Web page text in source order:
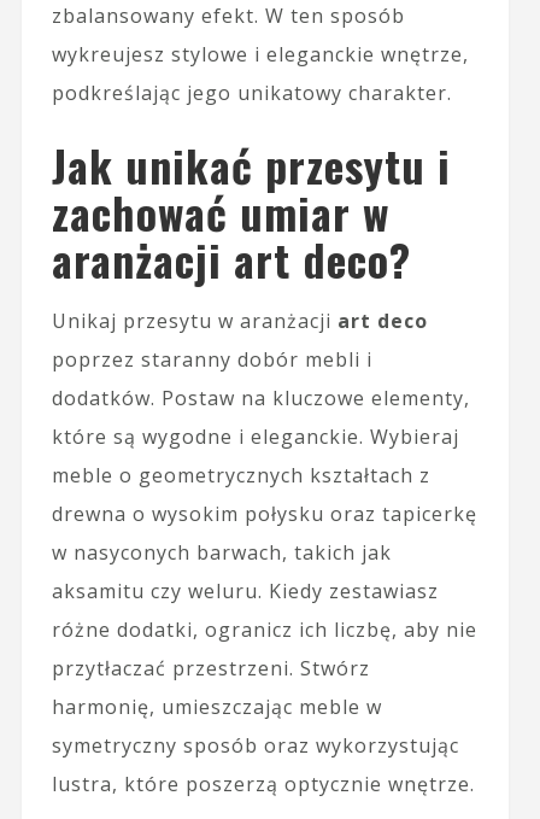
zbalansowany efekt. W ten sposób
wykreujesz stylowe i eleganckie wnętrze,
podkreślając jego unikatowy charakter.
Jak unikać przesytu i
zachować umiar w
aranżacji art deco?
Unikaj przesytu w aranżacji art deco
poprzez staranny dobór mebli i
dodatków. Postaw na kluczowe elementy,
które są wygodne i eleganckie. Wybieraj
meble o geometrycznych kształtach z
drewna o wysokim połysku oraz tapicerkę
w nasyconych barwach, takich jak
aksamitu czy weluru. Kiedy zestawiasz
różne dodatki, ogranicz ich liczbę, aby nie
przytłaczać przestrzeni. Stwórz
harmonię, umieszczając meble w
symetryczny sposób oraz wykorzystując
lustra, które poszerzą optycznie wnętrze.